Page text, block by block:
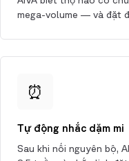
mega-volume — và đặt
⏰
Tự động nhắc dặm mi
Sau khi nối nguyên bộ,